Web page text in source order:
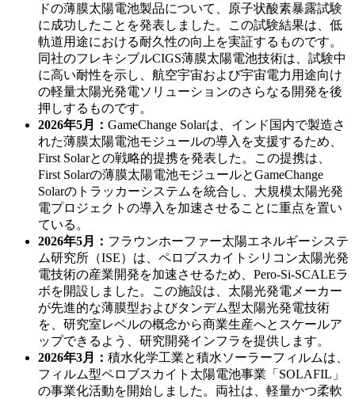
ドの薄膜太陽電池製品について、原子状酸素暴露試験
に成功したことを発表しました。この試験結果は、低
軌道用途における耐久性の向上を実証するものです。
同社のフレキシブルCIGS薄膜太陽電池技術は、試験中
に高い耐性を示し、航空宇宙および宇宙電力用途向け
の軽量太陽光発電ソリューションのさらなる開発を後
押しするものです。
2026年5月： GameChange Solarは、インド国内で製造さ
れた薄膜太陽電池モジュールの導入を支援するため、
First Solarとの戦略的提携を発表した。この提携は、
First Solarの薄膜太陽電池モジュールとGameChange
Solarのトラッカーシステムを統合し、大規模太陽光発
電プロジェクトの導入を加速させることに重点を置い
ている。
2026年5月： フラウンホーファー太陽エネルギーシステ
ム研究所（ISE）は、ペロブスカイトシリコン太陽光発
電技術の産業開発を加速させるため、Pero-Si-SCALEラ
ボを開設しました。この施設は、太陽光発電メーカー
が先進的な薄膜型およびタンデム型太陽光発電技術
を、研究室レベルの概念から商業生産へとスケールア
ップできるよう、研究開発インフラを提供します。
2026年3月： 積水化学工業と積水ソーラーフィルムは、
フィルム型ペロブスカイト太陽電池事業「SOLAFIL」
の事業化活動を開始しました。両社は、軽量かつ柔軟